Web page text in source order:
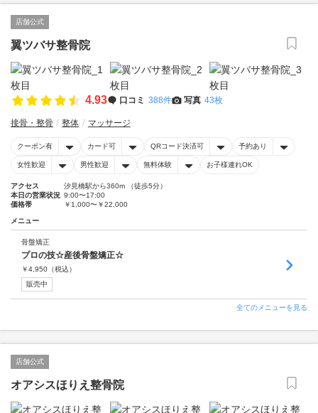
店舗公式
翼ツバサ整骨院
4.93 口コミ 388件 写真 43枚
接骨・整骨 整体 マッサージ
クーポン有 カード可 QRコード決済可 予約あり
女性歓迎 男性歓迎 無料体験 お子様連れOK
アクセス
汐見橋駅から360m （徒歩5分）
本日の営業状況 9:00〜17:00
価格帯
￥1,000〜￥22,000
メニュー
骨盤矯正
プロの技☆産後骨盤矯正☆
￥4,950 （税込）
販売中
全てのメニューを見る
店舗公式
オアシスほりえ整骨院